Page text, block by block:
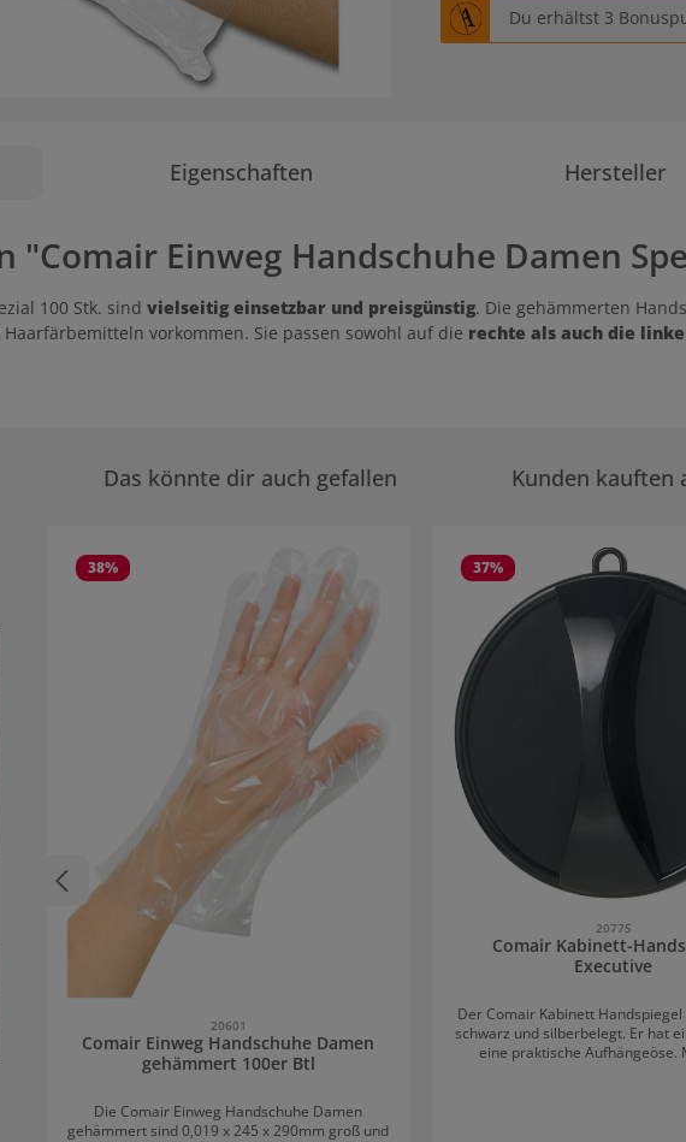
Du erhältst 3
Eigenschaften Hersteller
Einweg Handschuhe Damen
100 Stk. sind vielseitig einsetzbar und preisgünstig. Die gehämmerten
vorkommen. Sie passen sowohl auf die rechte als auch die
Das könnte dir auch gefallen Kunden kauften
38%
20601
Comair Einweg Handschuhe Damen
gehämmert 100er Btl
Die Comair Einweg Handschuhe Damen
gehämmert sind 0,019 x 245 x 290mm groß und
37%
20775
Comair Kabinett-
Executive
Der Comair Kabinett
schwarz und silberbelegt. Er hat
eine praktische Aufhängeöse.